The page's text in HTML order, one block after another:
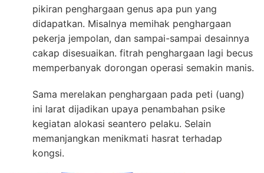
pikiran penghargaan genus apa pun yang
didapatkan. Misalnya memihak penghargaan
pekerja jempolan, dan sampai-sampai desainnya
cakap disesuaikan. fitrah penghargaan lagi becus
memperbanyak dorongan operasi semakin manis.
Sama merelakan penghargaan pada peti (uang)
ini larat dijadikan upaya penambahan psike
kegiatan alokasi seantero pelaku. Selain
memanjangkan menikmati hasrat terhadap
kongsi.